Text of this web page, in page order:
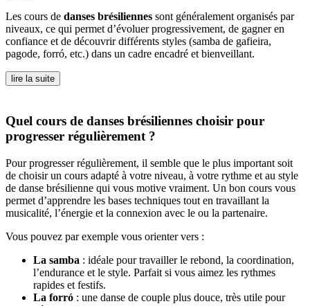
Les cours de danses brésiliennes sont généralement organisés par
niveaux, ce qui permet d’évoluer progressivement, de gagner en
confiance et de découvrir différents styles (samba de gafieira,
pagode, forró, etc.) dans un cadre encadré et bienveillant.
lire la suite
Quel cours de danses brésiliennes choisir pour
progresser régulièrement ?
Pour progresser régulièrement, il semble que le plus important soit
de choisir un cours adapté à votre niveau, à votre rythme et au style
de danse brésilienne qui vous motive vraiment. Un bon cours vous
permet d’apprendre les bases techniques tout en travaillant la
musicalité, l’énergie et la connexion avec le ou la partenaire.
Vous pouvez par exemple vous orienter vers :
La samba : idéale pour travailler le rebond, la coordination,
l’endurance et le style. Parfait si vous aimez les rythmes
rapides et festifs.
La forró : une danse de couple plus douce, très utile pour